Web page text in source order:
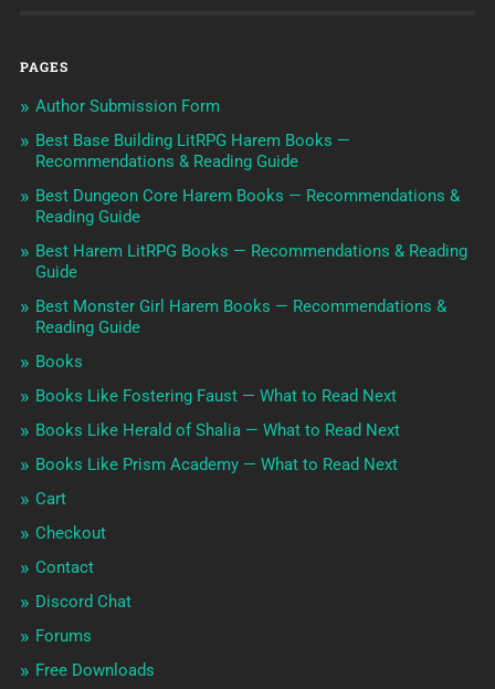
PAGES
Author Submission Form
Best Base Building LitRPG Harem Books —
Recommendations & Reading Guide
Best Dungeon Core Harem Books — Recommendations &
Reading Guide
Best Harem LitRPG Books — Recommendations & Reading
Guide
Best Monster Girl Harem Books — Recommendations &
Reading Guide
Books
Books Like Fostering Faust — What to Read Next
Books Like Herald of Shalia — What to Read Next
Books Like Prism Academy — What to Read Next
Cart
Checkout
Contact
Discord Chat
Forums
Free Downloads